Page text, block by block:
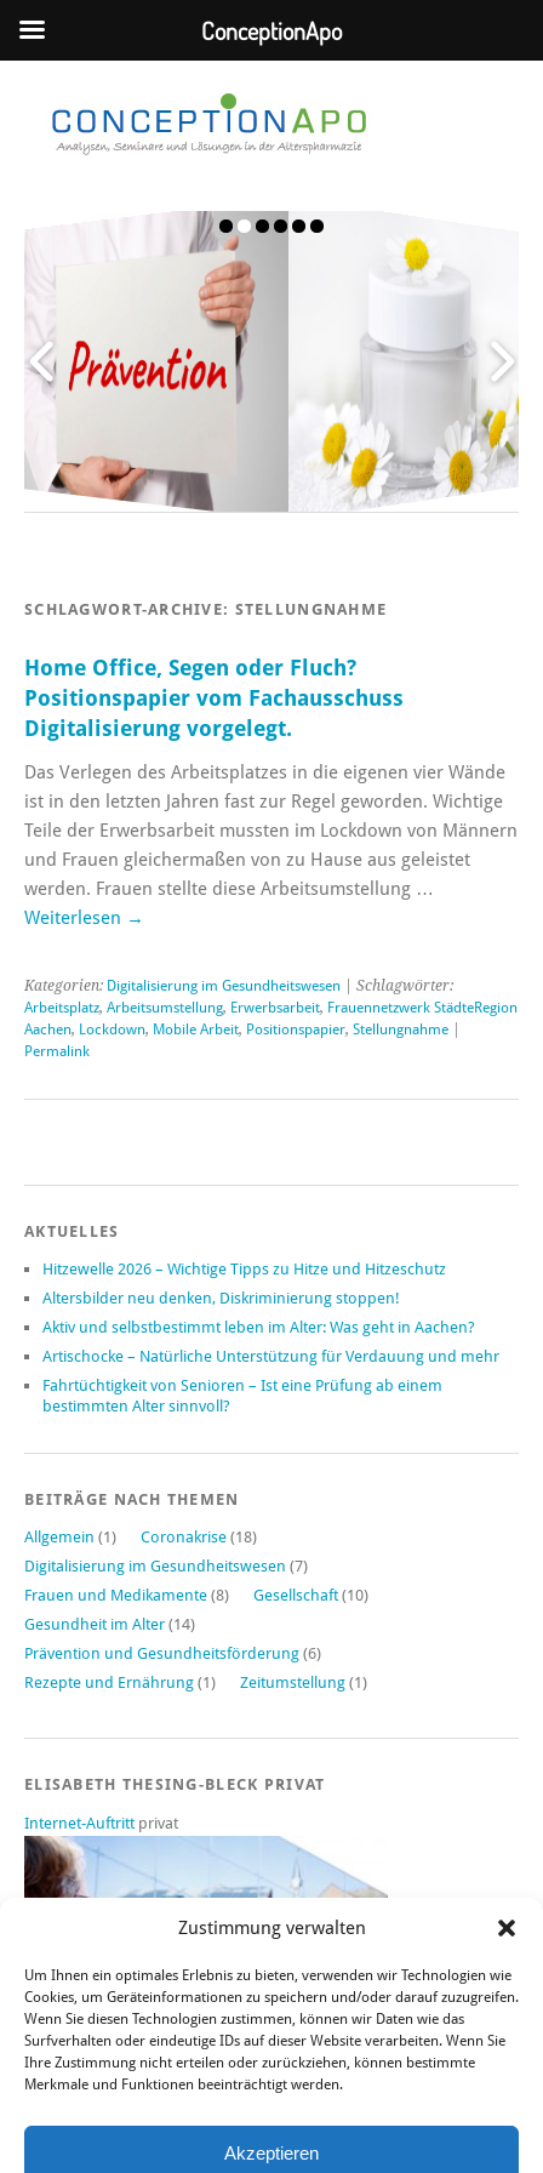
Zustimmung verwalten
Um Ihnen ein optimales Erlebnis zu bieten, verwenden wir Technologien wie
Cookies, um Geräteinformationen zu speichern und/oder darauf zuzugreifen.
Wenn Sie diesen Technologien zustimmen, können wir Daten wie das
Surfverhalten oder eindeutige IDs auf dieser Website verarbeiten. Wenn Sie
Ihre Zustimmung nicht erteilen oder zurückziehen, können bestimmte
Merkmale und Funktionen beeinträchtigt werden.
Akzeptieren
SCHLAGWORT-ARCHIVE: STELLUNGNAHME
Home Office, Segen oder Fluch?
Positionspapier vom Fachausschuss
Digitalisierung vorgelegt.
Das Verlegen des Arbeitsplatzes in die eigenen vier Wände
ist in den letzten Jahren fast zur Regel geworden. Wichtige
Teile der Erwerbsarbeit mussten im Lockdown von Männern
und Frauen gleichermaßen von zu Hause aus geleistet
werden. Frauen stellte diese Arbeitsumstellung …
Weiterlesen →
Kategorien: Digitalisierung im Gesundheitswesen | Schlagwörter:
Arbeitsplatz, Arbeitsumstellung, Erwerbsarbeit, Frauennetzwerk StädteRegion
Aachen, Lockdown, Mobile Arbeit, Positionspapier, Stellungnahme
Permalink
AKTUELLES
Hitzewelle 2026 – Wichtige Tipps zu Hitze und Hitzeschutz
Altersbilder neu denken, Diskriminierung stoppen!
Aktiv und selbstbestimmt leben im Alter: Was geht in Aachen?
Artischocke – Natürliche Unterstützung für Verdauung und mehr
Fahrtüchtigkeit von Senioren – Ist eine Prüfung ab einem
bestimmten Alter sinnvoll?
BEITRÄGE NACH THEMEN
Allgemein (1) Coronakrise (18)
Digitalisierung im Gesundheitswesen (7)
Frauen und Medikamente (8) Gesellschaft (10)
Gesundheit im Alter (14)
Prävention und Gesundheitsförderung (6)
Rezepte und Ernährung (1) Zeitumstellung (1)
ELISABETH THESING-BLECK PRIVAT
Internet-Auftritt privat
ConceptionApo